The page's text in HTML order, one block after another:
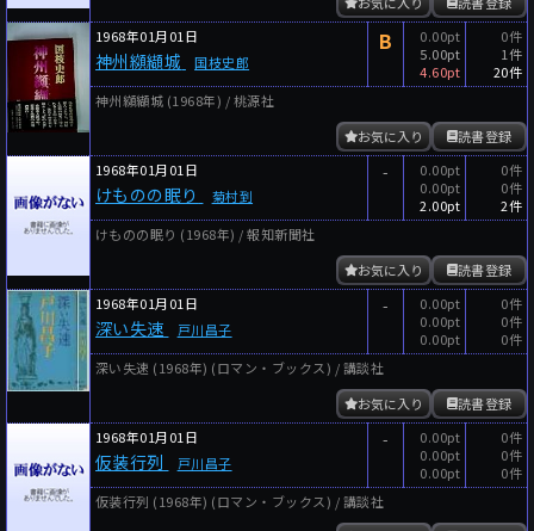
1968年01月01日
神州纐纈城 国枝史郎
B
0.00pt
5.00pt
4.60pt
0件
1件
20件
神州纐纈城 (1968年) / 桃源社
読書登録
お気に入り
1968年01月01日
けものの眠り 菊村到
-
0.00pt
0.00pt
2.00pt
0件
0件
2件
けものの眠り (1968年) / 報知新聞社
読書登録
お気に入り
1968年01月01日
深い失速 戸川昌子
-
0.00pt
0.00pt
0.00pt
0件
0件
0件
深い失速 (1968年) (ロマン・ブックス) / 講談社
読書登録
お気に入り
1968年01月01日
仮装行列 戸川昌子
-
0.00pt
0.00pt
0.00pt
0件
0件
0件
仮装行列 (1968年) (ロマン・ブックス) / 講談社